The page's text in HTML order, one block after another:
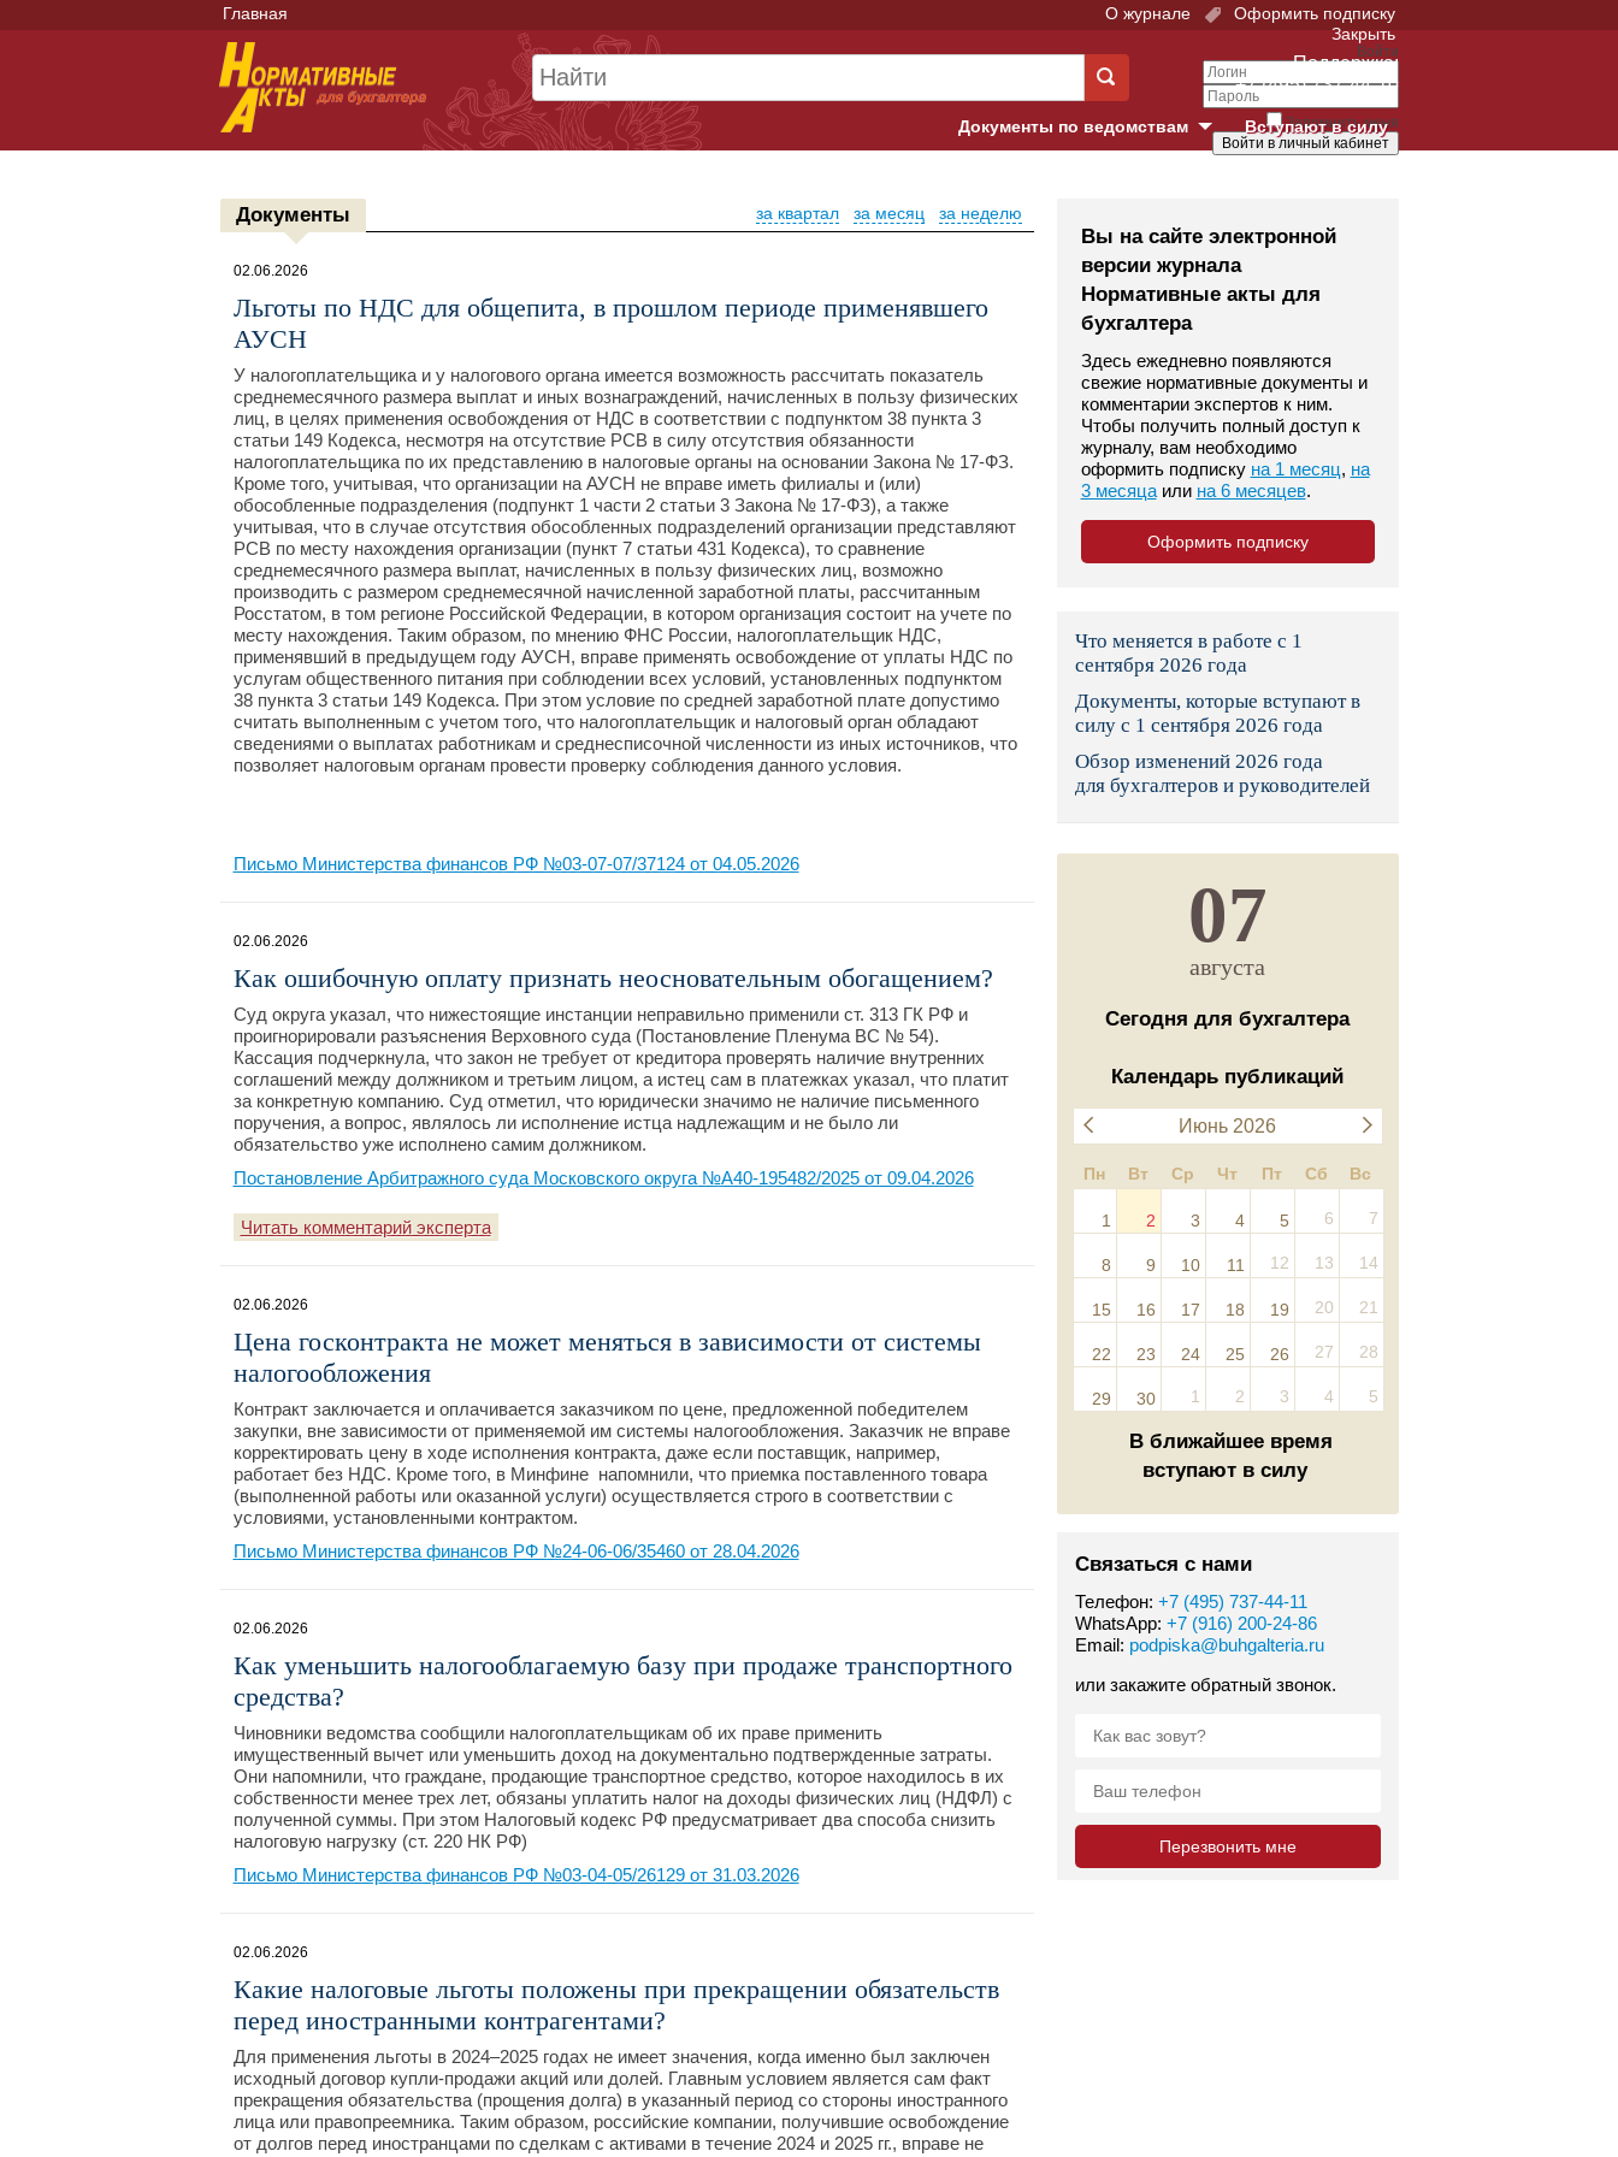
Главная О журнале
Оформить подписку
Закрыть
Войти
Запомнить меня
Поддержка:
+7 (495) 737-44-10
Вступают в силу
Документы по ведомствам
Банк России
Верховный Суд
Гострудинспекция в г. Москве
Конституционный Суд
Минтруд
Минфин
Пенсионный фонд
Правительство
Президент: законы и указы
Роструд
Социальный фонд России
Суд общей юрисдикции
Документы за неделю
за месяц
за квартал
02.06.2026
Льготы по НДС для общепита, в прошлом периоде применявшего
АУСН
У налогоплательщика и у налогового органа имеется возможность рассчитать показатель
среднемесячного размера выплат и иных вознаграждений, начисленных в пользу физических
лиц, в целях применения освобождения от НДС в соответствии с подпунктом 38 пункта 3
статьи 149 Кодекса, несмотря на отсутствие РСВ в силу отсутствия обязанности
налогоплательщика по их представлению в налоговые органы на основании Закона № 17-ФЗ.
Кроме того, учитывая, что организации на АУСН не вправе иметь филиалы и (или)
обособленные подразделения (подпункт 1 части 2 статьи 3 Закона № 17-ФЗ), а также
учитывая, что в случае отсутствия обособленных подразделений организации представляют
РСВ по месту нахождения организации (пункт 7 статьи 431 Кодекса), то сравнение
среднемесячного размера выплат, начисленных в пользу физических лиц, возможно
производить с размером среднемесячной начисленной заработной платы, рассчитанным
Росстатом, в том регионе Российской Федерации, в котором организация состоит на учете по
месту нахождения. Таким образом, по мнению ФНС России, налогоплательщик НДС,
применявший в предыдущем году АУСН, вправе применять освобождение от уплаты НДС по
услугам общественного питания при соблюдении всех условий, установленных подпунктом
38 пункта 3 статьи 149 Кодекса. При этом условие по средней заработной плате допустимо
считать выполненным с учетом того, что налогоплательщик и налоговый орган обладают
сведениями о выплатах работникам и среднесписочной численности из иных источников, что
позволяет налоговым органам провести проверку соблюдения данного условия.
Письмо Министерства финансов РФ №03-07-07/37124 от 04.05.2026
02.06.2026
Как ошибочную оплату признать неосновательным обогащением?
Суд округа указал, что нижестоящие инстанции неправильно применили ст. 313 ГК РФ и
проигнорировали разъяснения Верховного суда (Постановление Пленума ВС № 54).
Кассация подчеркнула, что закон не требует от кредитора проверять наличие внутренних
соглашений между должником и третьим лицом, а истец сам в платежках указал, что платит
за конкретную компанию. Суд отметил, что юридически значимо не наличие письменного
поручения, а вопрос, являлось ли исполнение истца надлежащим и не было ли
обязательство уже исполнено самим должником.
Постановление Арбитражного суда Московского округа №А40-195482/2025 от 09.04.2026
Читать комментарий эксперта
02.06.2026
Цена госконтракта не может меняться в зависимости от системы
налогообложения
Контракт заключается и оплачивается заказчиком по цене, предложенной победителем
закупки, вне зависимости от применяемой им системы налогообложения. Заказчик не вправе
корректировать цену в ходе исполнения контракта, даже если поставщик, например,
работает без НДС. Кроме того, в Минфине напомнили, что приемка поставленного товара
(выполненной работы или оказанной услуги) осуществляется строго в соответствии с
условиями, установленными контрактом.
Письмо Министерства финансов РФ №24-06-06/35460 от 28.04.2026
02.06.2026
Как уменьшить налогооблагаемую базу при продаже транспортного
средства?
Чиновники ведомства сообщили налогоплательщикам об их праве применить
имущественный вычет или уменьшить доход на документально подтвержденные затраты.
Они напомнили, что граждане, продающие транспортное средство, которое находилось в их
собственности менее трех лет, обязаны уплатить налог на доходы физических лиц (НДФЛ) с
полученной суммы. При этом Налоговый кодекс РФ предусматривает два способа снизить
налоговую нагрузку (ст. 220 НК РФ)
Письмо Министерства финансов РФ №03-04-05/26129 от 31.03.2026
02.06.2026
Какие налоговые льготы положены при прекращении обязательств
перед иностранными контрагентами?
Для применения льготы в 2024–2025 годах не имеет значения, когда именно был заключен
исходный договор купли-продажи акций или долей. Главным условием является сам факт
прекращения обязательства (прощения долга) в указанный период со стороны иностранного
лица или правопреемника. Таким образом, российские компании, получившие освобождение
от долгов перед иностранцами по сделкам с активами в течение 2024 и 2025 гг., вправе не
Вы на сайте электронной
версии журнала
Нормативные акты для
бухгалтера
Здесь ежедневно появляются
свежие нормативные документы и
комментарии экспертов к ним.
Чтобы получить полный доступ к
журналу, вам необходимо
оформить подписку на 1 месяц, на
3 месяцаили на 6 месяцев.
Оформить подписку
Что меняется в работе с 1
сентября 2026 года
Документы, которые вступают в
силу с 1 сентября 2026 года
Обзор изменений 2026 года
для бухгалтеров и руководителей
07
августа
Сегодня для бухгалтера
Календарь публикаций
Июнь 2026
Пн Вт Ср Чт Пт Сб Вс
1 2 3 4 5 6 7
8 9 10 11 12 13 14
15 16 17 18 19 20 21
22 23 24 25 26 27 28
29 30 1 2 3 4 5
В ближайшее время
вступают в силу
Связаться с нами
Телефон: +7 (495) 737-44-11
WhatsApp: +7 (916) 200-24-86
Email: podpiska@buhgalteria.ru
или закажите обратный звонок.